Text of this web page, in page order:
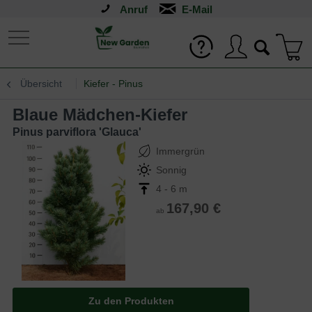
Anruf
Übersicht Kiefer - Pinus
Blaue Mädchen-Kiefer
Pinus parviflora 'Glauca'
Immergrün
Sonnig
4 - 6 m
ab 167,90 €
Zu den Produkten